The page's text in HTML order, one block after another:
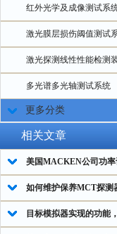
红外光学及成像测试系
激光膜层损伤阈值测试
激光探测线性性能检测
多光谱多光轴测试系统
更多分类
相关文章
如何维护保养MCT探测
目标模拟器实现的功能